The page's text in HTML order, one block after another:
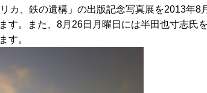
カ、鉄の遺構」の出版記念写真展を2013年8
す。また、8月26日月曜日には半田也寸志氏
す。